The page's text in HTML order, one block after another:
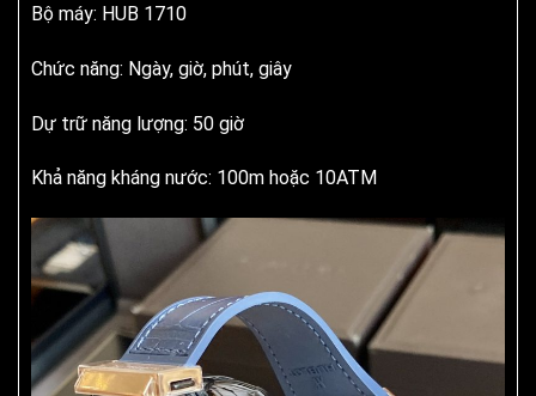
Bộ máy: HUB 1710
Chức năng: Ngày, giờ, phút, giây
Dự trữ năng lượng: 50 giờ
Khả năng kháng nước: 100m hoặc 10ATM